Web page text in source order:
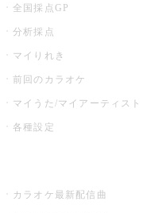
全国採点GP
分析採点
マイりれき
前回のカラオケ
マイうた/マイアーティスト
各種設定
カラオケ最新配信曲